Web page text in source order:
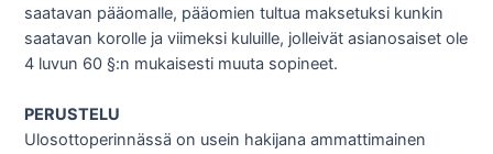
saatavan pääomalle, pääomien tultua maksetuksi kunkin
saatavan korolle ja viimeksi kuluille, jolleivät asianosaiset ole
4 luvun 60 §:n mukaisesti muuta sopineet.
PERUSTELU
Ulosottoperinnässä on usein hakijana ammattimainen